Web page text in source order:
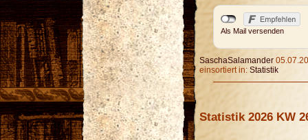
Als Mail versenden
SaschaSalamander
einsortiert in: Statistik
Statistik 2026 KW